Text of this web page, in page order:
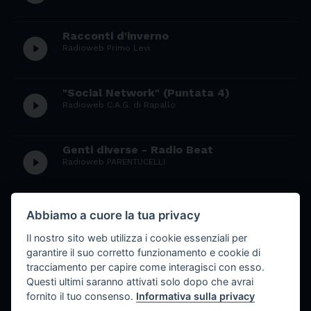
play_circle_filled Racconti d'inverno
Radioweb Primo Levi
play_circle_filled "Social Network" (Puntata 4)
Radioweb C.A.G. di Rapallo
play_circle_filled Genti diverse - Radio Beat
Radioweb PARENTUCELLI
play_circle_filled Radioweb Primo Levi
play_circle_filled Ultima Pagina - 5° Puntata
Radioweb Primo Levi
Abbiamo a cuore la tua privacy
Il nostro sito web utilizza i cookie essenziali per
garantire il suo corretto funzionamento e cookie di
tracciamento per capire come interagisci con esso.
Questi ultimi saranno attivati solo dopo che avrai
fornito il tuo consenso. Informativa sulla privacy